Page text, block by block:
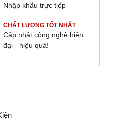
Nhập khẩu trực tiếp
CHẤT LƯỢNG TỐT NHẤT
Cập nhật công nghệ hiện
đại - hiệu quả!